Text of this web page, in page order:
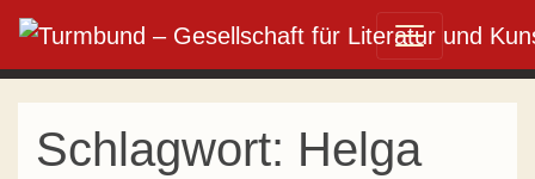
Hauptnavigation
Schlagwort: Helga